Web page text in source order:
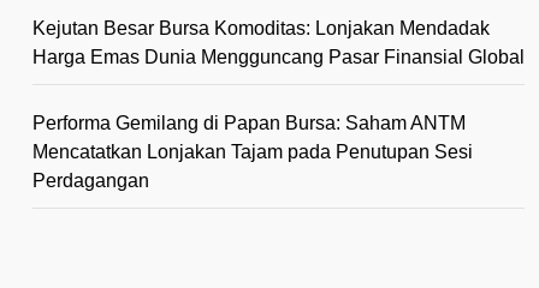
Kejutan Besar Bursa Komoditas: Lonjakan Mendadak
Harga Emas Dunia Mengguncang Pasar Finansial Global
Performa Gemilang di Papan Bursa: Saham ANTM
Mencatatkan Lonjakan Tajam pada Penutupan Sesi
Perdagangan